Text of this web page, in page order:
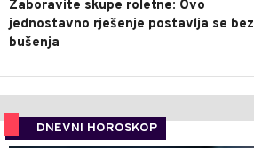
Zaboravite skupe roletne: Ovo
jednostavno rješenje postavlja se bez
bušenja
DNEVNI HOROSKOP